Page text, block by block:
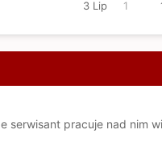
3 Lip 1
pracuje nad nim